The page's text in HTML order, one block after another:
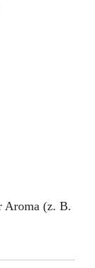
Aroma (z. B.